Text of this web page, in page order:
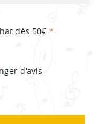
dès 50€ *
d'avis